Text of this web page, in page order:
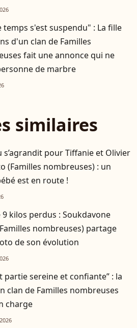
temps s'est suspendu" : La fille
d'un clan de Familles
fait une annonce qui ne
de marbre
similaires
s’agrandit pour Tiffanie et Olivier
(Familles nombreuses) : un
est en route !
9 kilos perdus : Soukdavone
nombreuses) partage
de son évolution
partie sereine et confiante” : la
clan de Familles nombreuses
charge